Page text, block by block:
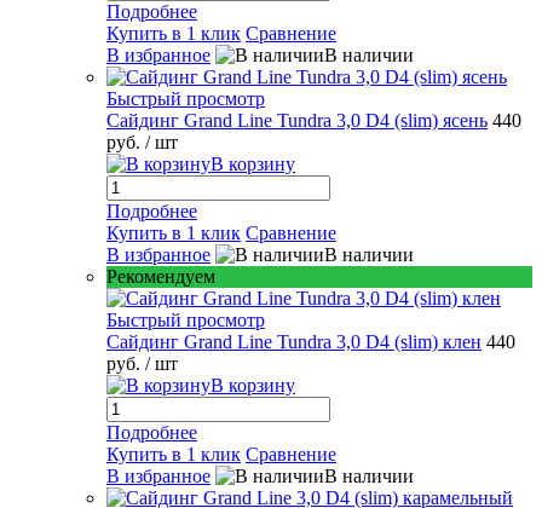
Подробнее
Купить в 1 клик Сравнение
В избранное
В наличии
Быстрый просмотр
Сайдинг Grand Line Tundra 3,0 D4 (slim) ясень 440
руб. / шт
В корзину
Подробнее
Купить в 1 клик Сравнение
В избранное
В наличии
Рекомендуем
Быстрый просмотр
Сайдинг Grand Line Tundra 3,0 D4 (slim) клен 440
руб. / шт
В корзину
Подробнее
Купить в 1 клик Сравнение
В избранное
В наличии